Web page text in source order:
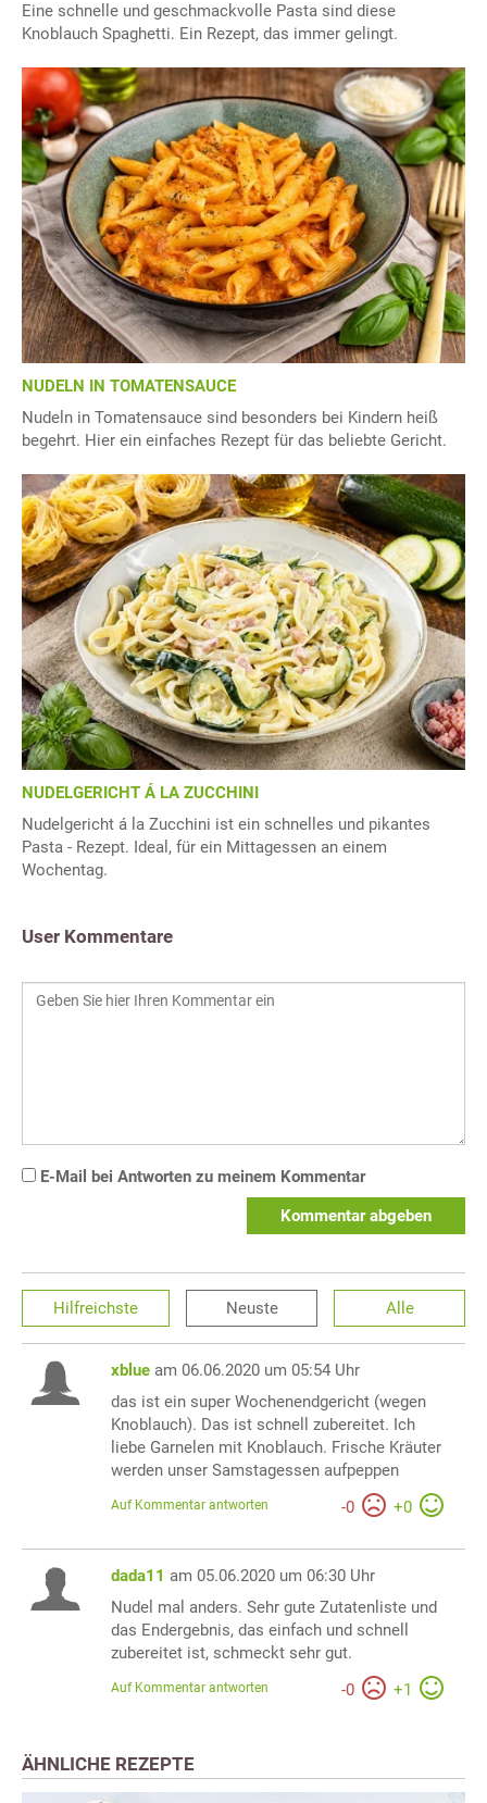
Eine schnelle und geschmackvolle Pasta sind diese
Knoblauch Spaghetti. Ein Rezept, das immer gelingt.
NUDELN IN TOMATENSAUCE
Nudeln in Tomatensauce sind besonders bei Kindern heiß
begehrt. Hier ein einfaches Rezept für das beliebte Gericht.
NUDELGERICHT Á LA ZUCCHINI
Nudelgericht á la Zucchini ist ein schnelles und pikantes
Pasta - Rezept. Ideal, für ein Mittagessen an einem
Wochentag.
User Kommentare
E-Mail bei Antworten zu meinem Kommentar
Kommentar abgeben
Hilfreichste Neuste Alle
xblue am 06.06.2020 um 05:54 Uhr
das ist ein super Wochenendgericht (wegen
Knoblauch). Das ist schnell zubereitet. Ich
liebe Garnelen mit Knoblauch. Frische Kräuter
werden unser Samstagessen aufpeppen
-0 +0
Auf Kommentar antworten
dada11 am 05.06.2020 um 06:30 Uhr
Nudel mal anders. Sehr gute Zutatenliste und
das Endergebnis, das einfach und schnell
zubereitet ist, schmeckt sehr gut.
-0 +1
Auf Kommentar antworten
ÄHNLICHE REZEPTE